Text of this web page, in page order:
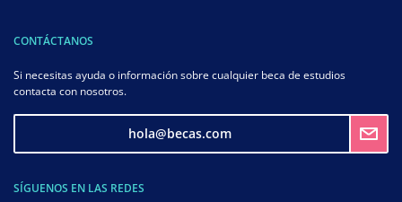
CONTÁCTANOS
Si necesitas ayuda o información sobre cualquier beca de estudios
contacta con nosotros.
hola@becas.com
SÍGUENOS EN LAS REDES